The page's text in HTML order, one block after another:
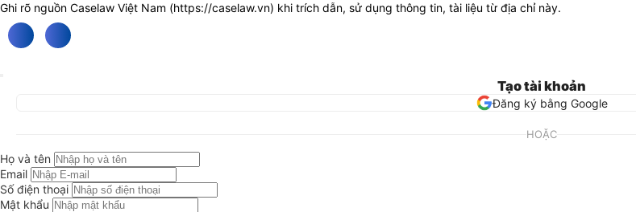
Ghi rõ nguồn Caselaw Việt Nam (https://caselaw.vn) khi trích dẫn, sử dụng thông tin, tài liệu từ địa chỉ này.
Tạo tài khoản
Đăng ký bằng Google
HOẶC
Họ và tên
Email
Số điện thoại
Mật khẩu